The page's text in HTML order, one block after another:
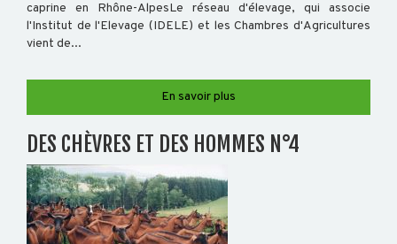
VOLAILLE
POISSON
ABEILLE
TRANSFORMATION
caprine en Rhône-AlpesLe réseau d'élevage, qui associe
l'Institut de l'Elevage (IDELE) et les Chambres d'Agricultures
vient de...
En savoir plus
DES CHÈVRES ET DES HOMMES N°4